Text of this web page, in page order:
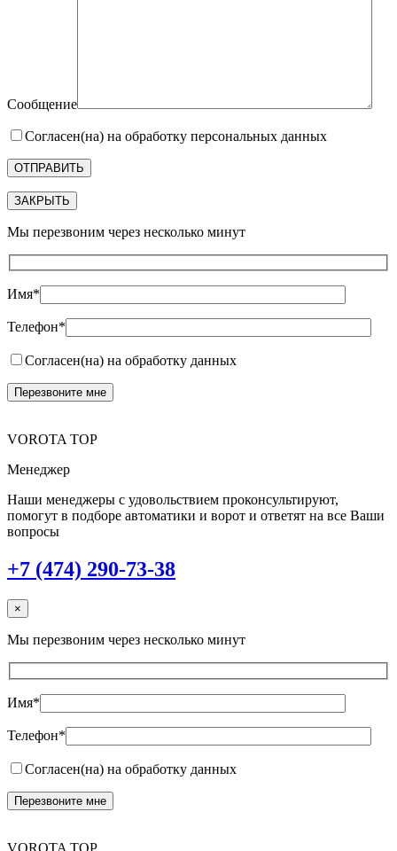
Сообщение
Согласен(на) на обработку персональных данных
ЗАКРЫТЬ
Мы перезвоним через несколько минут
Имя*
Телефон*
Согласен(на) на обработку данных
VOROTA TOP
Менеджер
Наши менеджеры с удовольствием проконсультируют,
помогут в подборе автоматики и ворот и ответят на все Ваши
вопросы
+7 (474) 290-73-38
×
Мы перезвоним через несколько минут
Имя*
Телефон*
Согласен(на) на обработку данных
VOROTA TOP